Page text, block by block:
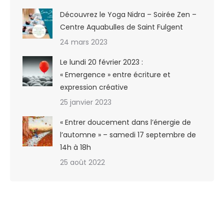
Découvrez le Yoga Nidra – Soirée Zen –
Centre Aquabulles de Saint Fulgent
24 mars 2023
Le lundi 20 février 2023 :
« Emergence » entre écriture et
expression créative
25 janvier 2023
« Entrer doucement dans l’énergie de
l’automne » – samedi 17 septembre de
14h à 18h
25 août 2022